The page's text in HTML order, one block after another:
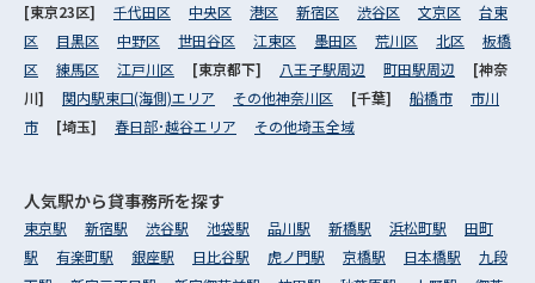
[東京23区] 千代田区 中央区 港区 新宿区 渋谷区 文京区
台東
区
目黒区 中野区 世田谷区 江東区 墨田区 荒川区 北区
板橋
区
練馬区 江戸川区 [東京都下] 八王子駅周辺 町田駅周辺
[神奈
川] 関内駅東口(海側)エリア その他神奈川区 [千葉] 船橋市
市川
市
[埼玉] 春日部･越谷エリア その他埼玉全域
人気駅から貸事務所を探す
東京駅 新宿駅 渋谷駅 池袋駅 品川駅 新橋駅 浜松町駅
田町
駅
有楽町駅 銀座駅 日比谷駅 虎ノ門駅 京橋駅 日本橋駅
九段